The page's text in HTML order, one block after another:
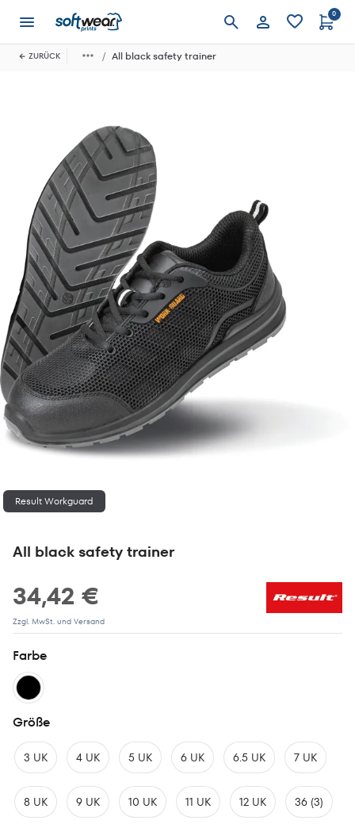
Anmelden
0
ZURÜCK All black safety trainer
Result Workguard
All black safety trainer
34,42 €
Zzgl. MwSt. und Versand
Farbe
Größe
3 UK 4 UK 5 UK 6 UK 6.5 UK 7 UK
8 UK 9 UK 10 UK 11 UK 12 UK 36 (3)